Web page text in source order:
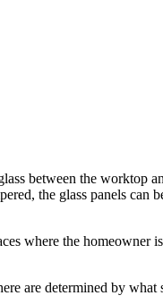
between the worktop
the glass panels can
where the homeowner
are determined by